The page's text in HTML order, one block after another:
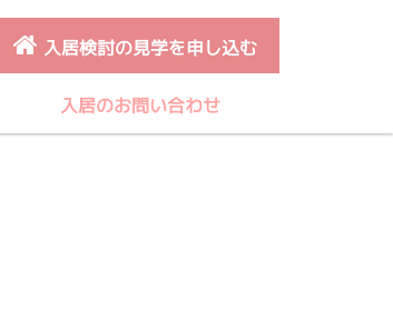
入居検討の見学を申し込む
入居のお問い合わせ